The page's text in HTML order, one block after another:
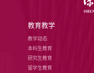
教育教学
教学动态
本科生教育
研究生教育
留学生教育